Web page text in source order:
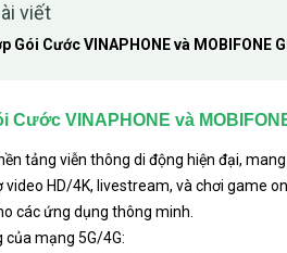
viết
Gói Cước VINAPHONE và MOBIFONE
Cước VINAPHONE và
tảng viễn thông di động hiện đại,
HD/4K, livestream, và chơi game
các ứng dụng thông minh.
mạng 5G/4G: